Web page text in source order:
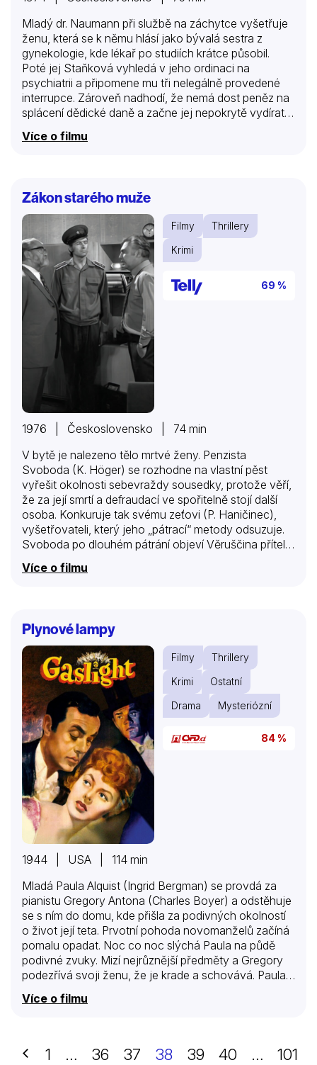
Mladý dr. Naumann při službě na záchytce vyšetřuje
ženu, která se k němu hlásí jako bývalá sestra z
gynekologie, kde lékař po studiích krátce působil.
Poté jej Staňková vyhledá v jeho ordinaci na
psychiatrii a připomene mu tři nelegálně provedené
interrupce. Zároveň nadhodí, že nemá dost peněz na
splácení dědické daně a začne jej nepokrytě vydírat:
pět set korun měsíčně za mlčení. V den, kdy doktor
odevzdá Staňkové poslední splátku, je žena
malého města, měla premiéru v roce 1974.
Více o filmu
Zákon starého muže
Filmy
Thrillery
Krimi
69 %
1976 | Československo | 74 min
V bytě je nalezeno tělo mrtvé ženy. Penzista
Svoboda (K. Höger) se rozhodne na vlastní pěst
vyřešit okolnosti sebevraždy sousedky, protože věří,
že za její smrtí a defraudací ve spořitelně stojí další
osoba. Konkuruje tak svému zeťovi (P. Haničinec),
vyšetřovateli, který jeho „pátrací“ metody odsuzuje.
Svoboda po dlouhém pátrání objeví Věruščina přítele,
naléhání, aby jí vrátil peníze, nereagoval a jí hrozilo
nelze zákonem postihnout. Svoboda se s tímto
výsledkem nechce smířit a bere zákon do svých
rukou…
Více o filmu
Plynové lampy
Filmy
Thrillery
Krimi
Ostatní
Drama
Mysteriózní
84 %
1944 | USA | 114 min
Mladá Paula Alquist (Ingrid Bergman) se provdá za
pianistu Gregory Antona (Charles Boyer) a odstěhuje
se s ním do domu, kde přišla za podivných okolností
o život její teta. Prvotní pohoda novomanželů začíná
pomalu opadat. Noc co noc slýchá Paula na půdě
podivné zvuky. Mizí nejrůznější předměty a Gregory
podezřívá svoji ženu, že je krade a schovává. Paula
se začíná postupně psychicky hroutit… Podle
divadelní hry Angel Street Patricka Hamiltona.
Více o filmu
Předchozí
1 … 36 37 38 39 40 …
101